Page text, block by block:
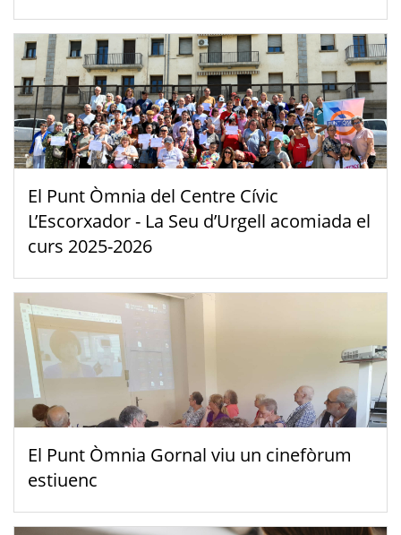
El Punt Òmnia del Centre Cívic
L’Escorxador - La Seu d’Urgell acomiada el
curs 2025-2026
El Punt Òmnia Gornal viu un cinefòrum
estiuenc